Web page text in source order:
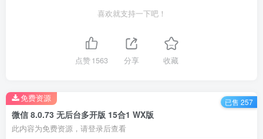
喜欢就支持一下吧！
点赞1563 分享 收藏
微信 8.0.73 无后台多开版 15合1 WX版
此内容为免费资源，请登录后查看
免费资源 已售 257